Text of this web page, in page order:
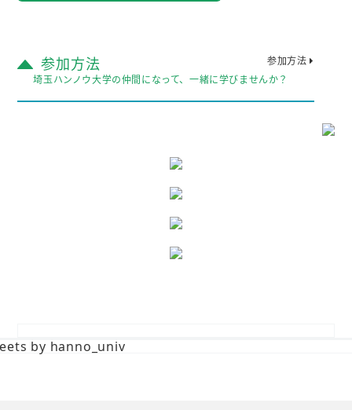
参加方法
埼玉ハンノウ大学の仲間になって、一緒に学びませんか？
参加方法
by hanno_univ